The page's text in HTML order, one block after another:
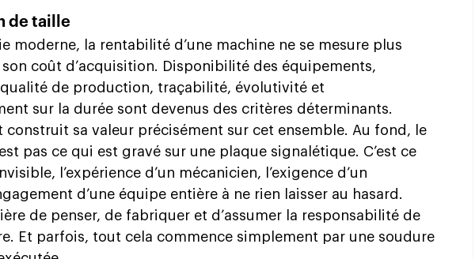
de taille
moderne, la rentabilité d’une machine ne se mesure plus
coût d’acquisition. Disponibilité des équipements,
de production, traçabilité, évolutivité et
sur la durée sont devenus des critères déterminants.
construit sa valeur précisément sur cet ensemble. Au fond, le
pas ce qui est gravé sur une plaque signalétique. C’est ce
l’expérience d’un mécanicien, l’exigence d’un
d’une équipe entière à ne rien laisser au hasard.
de penser, de fabriquer et d’assumer la responsabilité de
Et parfois, tout cela commence simplement par une soudure